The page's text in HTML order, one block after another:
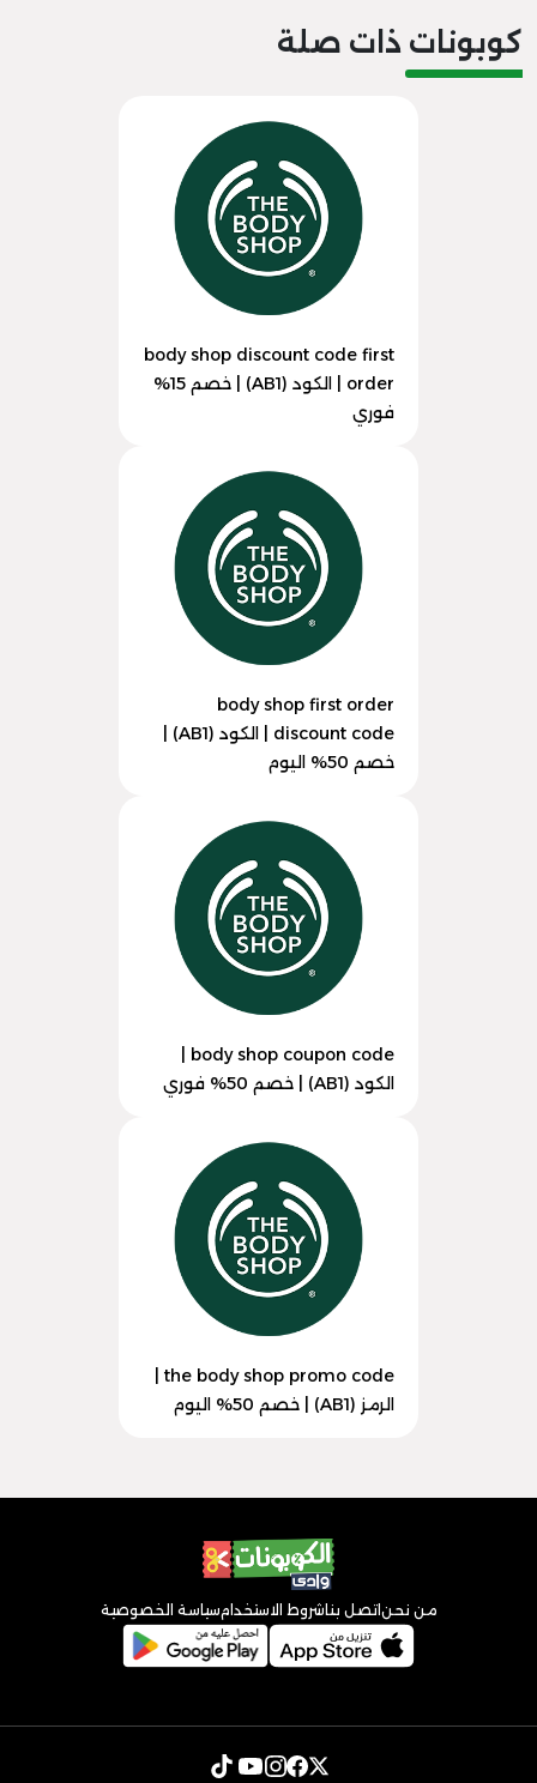
كوبونات ذات صلة
body shop discount code first
order | الكود (AB1) | خصم 15%
فوري
body shop first order
discount code | الكود (AB1) |
خصم 50% اليوم
الكود (AB1) | خصم 50% فوري
الرمز (AB1) | خصم 50% اليوم
من نحن اتصل بنا شروط الاستخدامسياسة الخصوصية